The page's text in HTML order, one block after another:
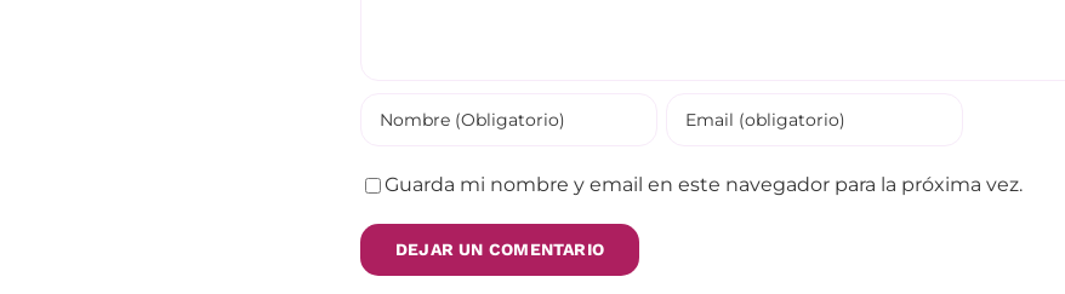
Guarda mi nombre y email en este navegador para la próxima vez.